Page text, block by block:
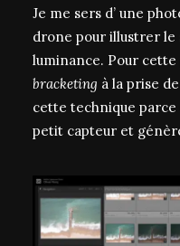
Je me sers d’ une
drone pour illustrer le
luminance. Pour cette
bracketing à la prise
cette technique parce
petit capteur et